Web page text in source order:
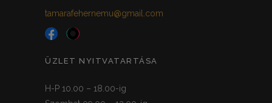
tamarafehernemu@gmail.com
ÜZLET NYITVATARTÁSA
H-P 10.00 – 18.00-ig